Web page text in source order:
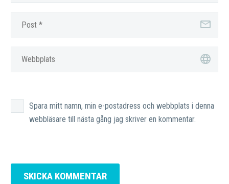
Spara mitt namn, min e-postadress och webbplats i denna
webbläsare till nästa gång jag skriver en kommentar.
SKICKA KOMMENTAR